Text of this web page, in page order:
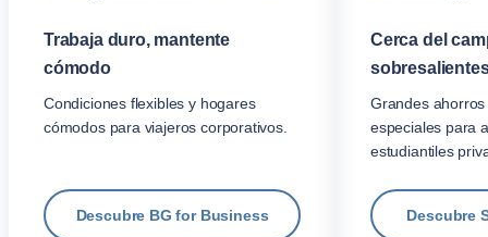
Trabaja duro, mantente
cómodo
Condiciones flexibles y hogares
cómodos para viajeros corporativos.
Descubre BG for Business
Cerca del
Grandes
especiales para
estudiantiles
Descubre